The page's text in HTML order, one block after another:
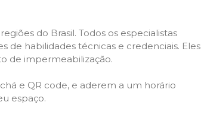
do Brasil. Todos os especialistas
de habilidades técnicas e credenciais. Eles
de impermeabilização.
e QR code, e aderem a um horário
espaço.